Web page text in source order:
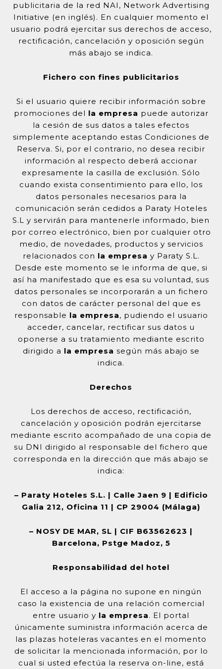
publicitaria de la red NAI, Network Advertising
Initiative (en inglés). En cualquier momento el
usuario podrá ejercitar sus derechos de acceso,
rectificación, cancelación y oposición según
más abajo se indica.
Fichero con fines publicitarios
Si el usuario quiere recibir información sobre
promociones del la empresa puede autorizar
la cesión de sus datos a tales efectos
simplemente aceptando estas Condiciones de
Reserva. Si, por el contrario, no desea recibir
información al respecto deberá accionar
expresamente la casilla de exclusión. Sólo
cuando exista consentimiento para ello, los
datos personales necesarios para la
comunicación serán cedidos a Paraty Hoteles
S.L y servirán para mantenerle informado, bien
por correo electrónico, bien por cualquier otro
medio, de novedades, productos y servicios
relacionados con la empresa y Paraty S.L.
Desde este momento se le informa de que, si
así ha manifestado que es esa su voluntad, sus
datos personales se incorporarán a un fichero
con datos de carácter personal del que es
responsable la empresa, pudiendo el usuario
acceder, cancelar, rectificar sus datos u
oponerse a su tratamiento mediante escrito
dirigido a la empresa según más abajo se
indica.
Derechos
Los derechos de acceso, rectificación,
cancelación y oposición podrán ejercitarse
mediante escrito acompañado de una copia de
su DNI dirigido al responsable del fichero que
corresponda en la dirección que más abajo se
indica:
– Paraty Hoteles S.L. | Calle Jaen 9 | Edificio
Galia 212, Oficina 11 | CP 29004 (Málaga)
– NOSY DE MAR, SL | CIF B63562623 |
Barcelona, Pstge Madoz, 5
Responsabilidad del hotel
El acceso a la página no supone en ningún
caso la existencia de una relación comercial
entre usuario y la empresa. El portal
únicamente suministra información acerca de
las plazas hoteleras vacantes en el momento
de solicitar la mencionada información, por lo
cual si usted efectúa la reserva on-line, está